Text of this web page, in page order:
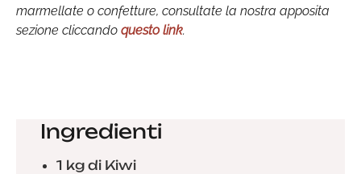
marmellate o confetture, consultate la nostra apposita
sezione cliccando questo link.
Ingredienti
1 kg di Kiwi